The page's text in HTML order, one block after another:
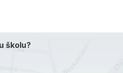
školu?